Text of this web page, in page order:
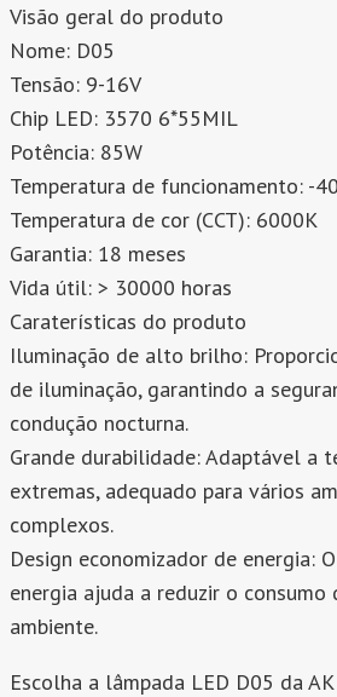
Visão geral do produto
Nome: D05
Tensão: 9-16V
Chip LED: 3570 6*55MIL
Potência: 85W
Temperatura de funcionamento: -
Temperatura de cor (CCT): 6000K
Garantia: 18 meses
Vida útil: > 30000 horas
Caraterísticas do produto
Iluminação de alto brilho:
de iluminação, garantindo a
condução nocturna.
Grande durabilidade: Adaptável a
extremas, adequado para vários
complexos.
Design economizador de energia:
energia ajuda a reduzir o consumo
ambiente.
Escolha a lâmpada LED D05 da